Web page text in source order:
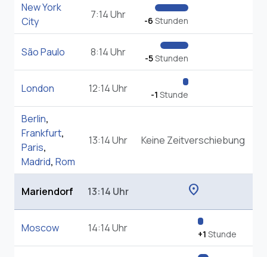
New York
City
7:14 Uhr -6 Stunden
São Paulo 8:14 Uhr -5Stunden
London 12:14 Uhr -1 Stunde
Berlin,
Frankfurt,
Paris,
Madrid, Rom
13:14 Uhr Keine Zeitverschiebung
Mariendorf 13:14 Uhr location_on
Moscow 14:14 Uhr +1 Stunde